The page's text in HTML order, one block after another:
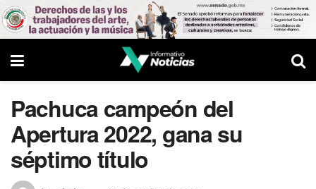
Pachuca campeón del
Apertura 2022, gana su
séptimo título